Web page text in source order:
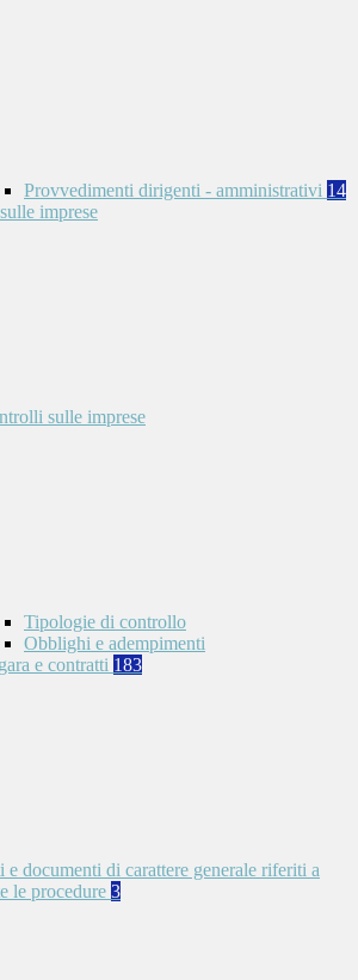
Provvedimenti dirigenti - amministrativi 14
imprese
sulle imprese
Tipologie di controllo
Obblighi e adempimenti
e contratti 183
e documenti di carattere generale riferiti a
le procedure 3